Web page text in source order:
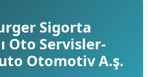
Sigorta
Oto Servisler-
Otomotiv A.ş.